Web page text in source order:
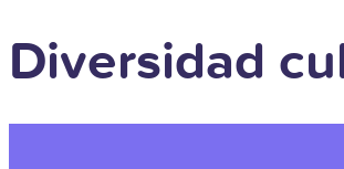
Diversidad